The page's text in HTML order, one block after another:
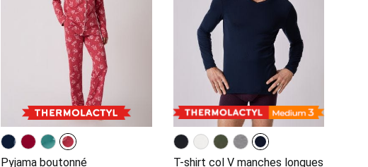
Pyjama boutonné
T-shirt col V manches longues